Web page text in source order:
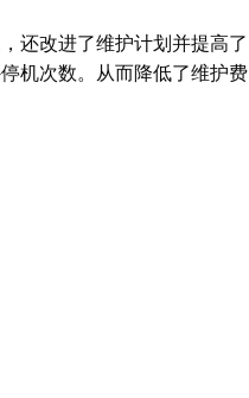
还改进了维护计划并提高了
机次数。从而降低了维护费